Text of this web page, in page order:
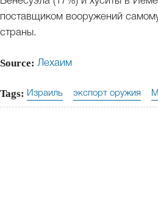
поставщиком вооружений
страны.
Source: Лехаим
Tags: Израиль экспорт оружия